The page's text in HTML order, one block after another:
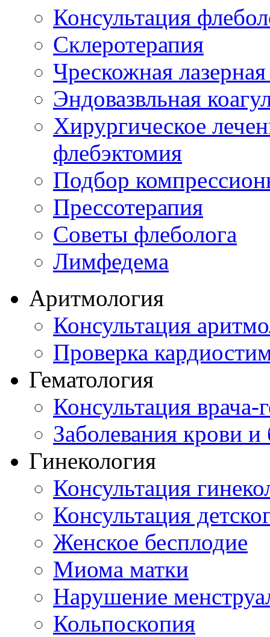
Консультация
Склеротерапия
Чрескожная
Эндовазвльная
Хирургическое
флебэктомия
Подбор
Прессотерапия
Советы флеболога
Лимфедема
Аритмология
Консультация
Проверка
Гематология
Консультация врача-
Заболевания крови и
Гинекология
Консультация
Консультация
Женское бесплодие
Миома матки
Нарушение
Кольпоскопия